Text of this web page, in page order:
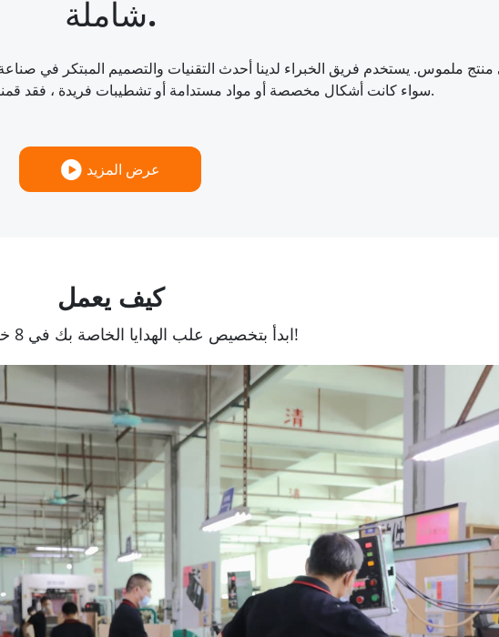
شاملة.
سواء كانت أشكال مخصصة أو مواد مستدامة أو تشطيبات فريدة ، فقد قمنا بتغطيتك بحلول التعبئة الشاملة لدينا.
عرض المزيد
كيف يعمل
ابدأ بتخصيص علب الهدايا الخاصة بك في 8 خطوات فقط!